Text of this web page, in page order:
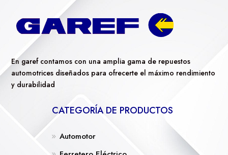
En garef contamos con una amplia gama de repuestos
automotrices diseñados para ofrecerte el máximo rendimiento
y durabilidad
CATEGORÍA DE PRODUCTOS
Automotor